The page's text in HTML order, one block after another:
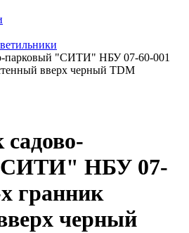
парковый "СИТИ" НБУ 07-60-001
вверх черный TDM
НБУ 07-
гранник
черный